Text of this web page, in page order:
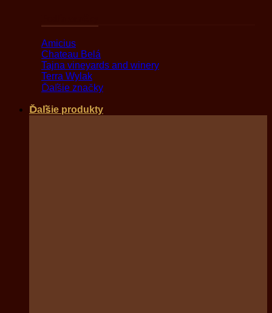
Amicius
Chateau Belá
Tajna vineyards and winery
Terra Wylak
Ďaľšie značky
Ďaľšie produkty